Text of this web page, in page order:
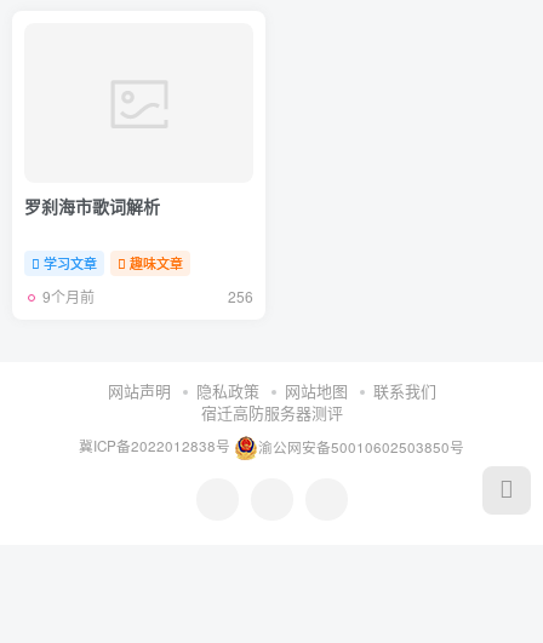
罗刹海市歌词解析
学习文章 趣味文章
9个月前 256
网站声明 隐私政策 网站地图
联系我们
宿迁高防服务器测评
冀ICP备2022012838号 渝公网安备50010602503850号